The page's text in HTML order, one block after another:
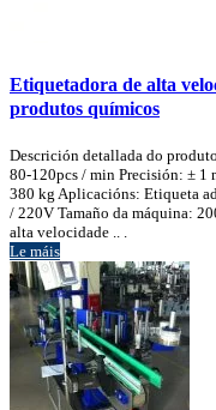
Etiquetadora de alta
produtos químicos
Descrición detallada do
80-120pcs / min Precisión: ± 1
380 kg Aplicacións: Etiqueta
/ 220V Tamaño da máquina:
alta velocidade .. .
Le máis